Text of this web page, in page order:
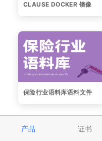
CLAUSE DOCKER 镜像
保险行业语料库语料文件
产品 证书